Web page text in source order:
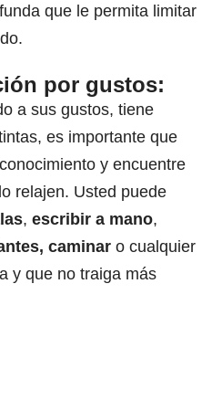
que le permita limitar
por gustos:
a sus gustos, tiene
es importante que
y encuentre
relajen. Usted puede
, escribir a mano,
caminar o cualquier
y que no traiga más